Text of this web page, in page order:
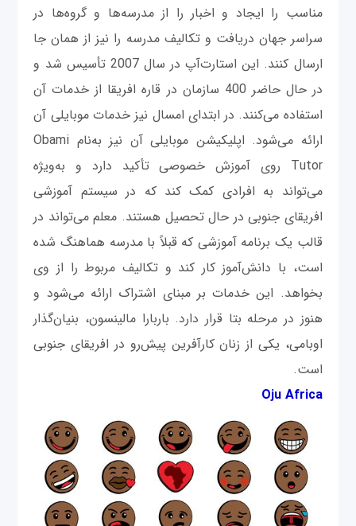
مناسب را ایجاد و اخبار را از مدرسه‌ها و گروه‌ها در
سراسر جهان دریافت و تکالیف مدرسه را نیز از همان‌ جا
ارسال کنند. این استارت‌آپ در سال 2007 تأسیس شد و
در حال حاضر 400 سازمان در قاره افریقا از خدمات آن
استفاده می‌کنند. در ابتدای امسال نیز خدمات موبایلی آن
ارائه می‌شود. اپلیکیشن موبایلی آن نیز به‌نام Obami
Tutor روی آموزش خصوصی تأکید دارد و به‌ویژه
می‌تواند به افرادی کمک کند که در سیستم آموزشی
افریقای جنوبی در حال تحصیل هستند. معلم می‌تواند در
قالب یک برنامه آموزشی که قبلاً با مدرسه هماهنگ شده
است، با دانش‌آموز کار کند و تکالیف مربوط را از وی
بخواهد. این خدمات بر مبنای اشتراک ارائه می‌شود و
هنوز در مرحله بتا قرار دارد. باربارا مالینسون، بنیان‌گذار
اوبامی، یکی از زنان کارآفرین پیش‌رو در افریقای جنوبی
است.
Oju Africa